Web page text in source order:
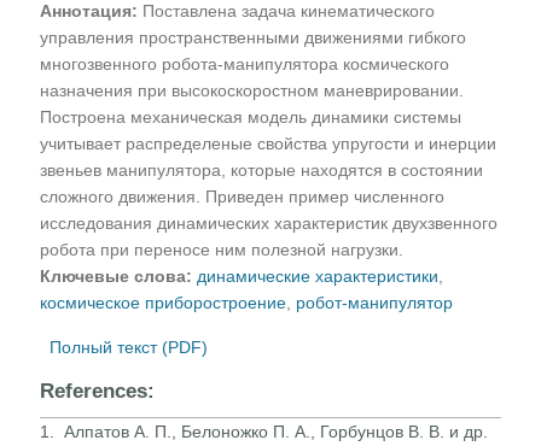
Аннотация: Поставлена задача кинематического
управления пространственными движениями гибкого
многозвенного робота-манипулятора космического
назначения при высокоскоростном маневрировании.
Построена механическая модель динамики системы
учитывает распределеные свойства упругости и инерции
звеньев манипулятора, которые находятся в состоянии
сложного движения. Приведен пример численного
исследования динамических характеристик двухзвенного
робота при переносе ним полезной нагрузки.
Ключевые слова: динамические характеристики
космическое приборостроение робот-манипулятор
Полный текст (PDF)
References:
1. Алпатов А. П., Белоножко П. А., Горбунцов В. В. и др.